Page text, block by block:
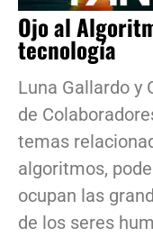
Ojo al
tecnología
Luna Gallardo y
de
temas
algoritmos,
ocupan las
de los seres